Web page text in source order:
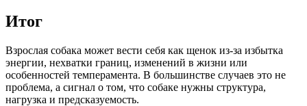
Итог
Взрослая собака может вести себя как щенок из-за избытка
энергии, нехватки границ, изменений в жизни или
особенностей темперамента. В большинстве случаев это не
проблема, а сигнал о том, что собаке нужны структура,
нагрузка и предсказуемость.